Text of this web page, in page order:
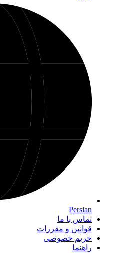
Persian
تماس با ما
قوانین و مقررات
حریم خصوصی
راهنما